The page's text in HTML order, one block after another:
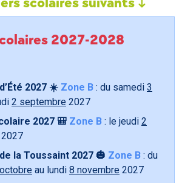
2027-2028
2027 ☀️ Zone B : du samedi 3
2 septembre 2027
2027 🎒 Zone B : le jeudi 2
2027
la Toussaint 2027 🎃 Zone B : du
au lundi 8 novembre 2027